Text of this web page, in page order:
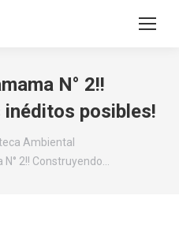
Buscar:
N° 2!!
posibles!
Ambiental
2!! Construyendo…